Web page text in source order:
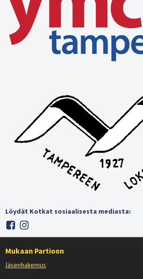
Löydät Kotkat sosiaalisesta mediasta:
Mukaan Partioon
Jäsenhakemus